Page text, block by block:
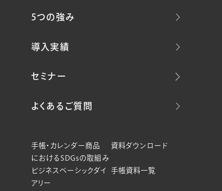
5つの強み
導入実績
セミナー
よくあるご質問
手帳・カレンダー商品
におけるSDGsの取組み
資料ダウンロード
ビジネスベーシックダイ
アリー
手帳資料一覧